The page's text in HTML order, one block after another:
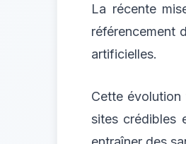
La récente
référencement
artificielles.
Cette évolution
sites crédibles